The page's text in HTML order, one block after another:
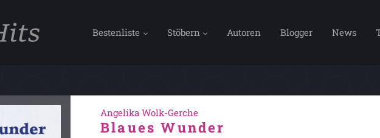
Bestenliste Stöbern Autoren Blogger News
Angelika Wolk-Gerche
Blaues Wunder